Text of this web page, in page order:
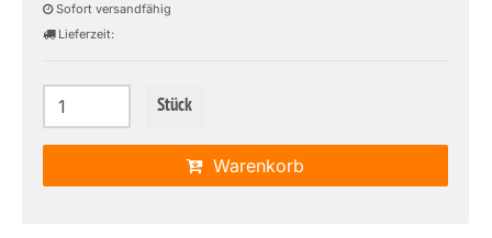
Sofort versandfähig
Lieferzeit:
Stück
Warenkorb